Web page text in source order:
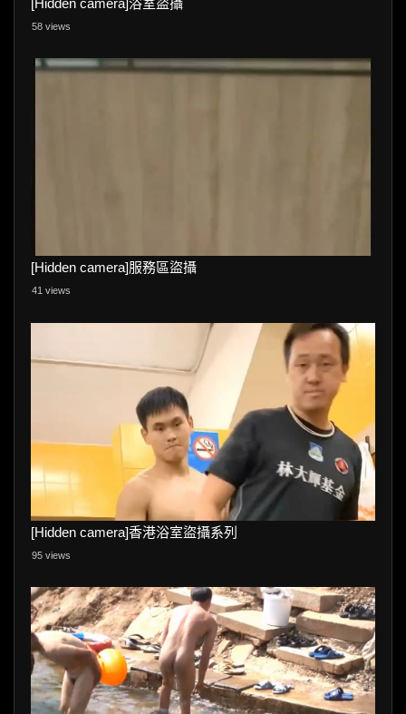
58 views
[Hidden camera]服務區盜攝
41 views
[Hidden camera]香港浴室盜攝系列
95 views